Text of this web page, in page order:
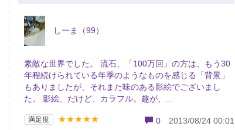
しーま（99）
素敵な世界でした。 流石、「100万回」の方は、もう30
年程続けられている年季のようなものを感じる「背景」
もありましたが、それまた味のある影絵でございまし
た。 影絵、だけど、カラフル。趣が、...
満足度 ★★★★★ 0 2013/08/24 00:01